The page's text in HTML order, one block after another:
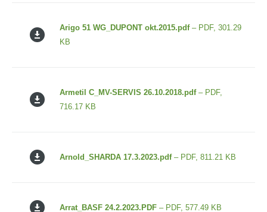
Arigo 51 WG_DUPONT okt.2015.pdf– PDF, 301.29
KB
Armetil C_MV-SERVIS 26.10.2018.pdf– PDF,
716.17 KB
Arnold_SHARDA 17.3.2023.pdf– PDF, 811.21 KB
Arrat_BASF 24.2.2023.PDF – PDF, 577.49 KB